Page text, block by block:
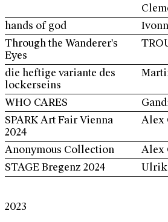
hands of god
Through the Wanderer's
Eyes
die heftige variante des
lockerseins
WHO CARES
SPARK Art Fair Vienna
2024
Alex
Anonymous Collection
Alex
STAGE Bregenz 2024
2023